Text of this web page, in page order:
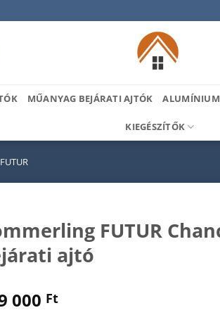
MŰANYAG BEJÁRATI AJTÓK ALUMÍNIUM
KIEGÉSZÍTŐK
FUTUR
ajtó
000 Ft